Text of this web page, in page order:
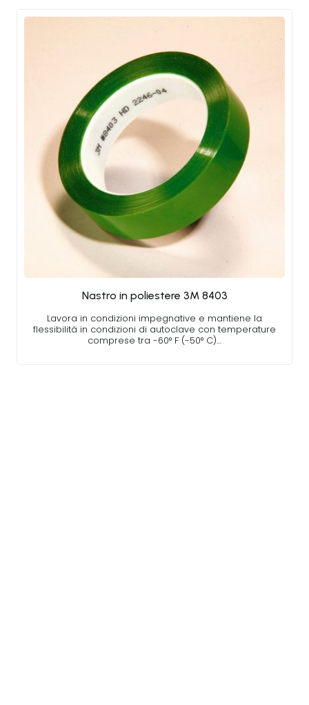
Nastro in poliestere 3M 8403
Lavora in condizioni impegnative e mantiene la
flessibilità in condizioni di autoclave con temperature
comprese tra -60° F (-50° C)…